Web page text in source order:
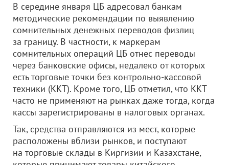
В середине января ЦБ адресовал банкам
методические рекомендации по выявлению
сомнительных денежных переводов физлиц
за границу. В частности, к маркерам
сомнительных операций ЦБ отнес переводы
через банковские офисы, недалеко от которых
есть торговые точки без контрольно-кассовой
техники (ККТ). Кроме того, ЦБ отметил, что ККТ
часто не применяют на рынках даже тогда, когда
кассы зарегистрированы в налоговых органах.
Так, средства отправляются из мест, которые
расположены вблизи рынков, и поступают
на торговые склады в Киргизии и Казахстане,